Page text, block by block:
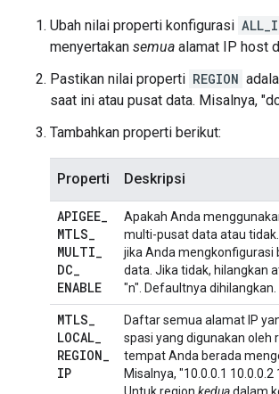
Ubah nilai properti konfigurasi
menyertakan semua alamat IP host
Pastikan nilai properti REGION
saat ini atau pusat data. Misalnya,
Tambahkan properti berikut:
Properti Deskripsi
APIGEE_
MTLS_
MULTI_
DC_
ENABLE
Apakah Anda
multi-pusat data atau
jika Anda mengkonfigurasi
data. Jika tidak, hilangkan
"n". Defaultnya dihilangkan.
MTLS_
LOCAL_
REGION_
IP
Daftar semua alamat IP
spasi yang digunakan oleh
tempat Anda berada
Misalnya, "10.0.0.1 10.0.0.2